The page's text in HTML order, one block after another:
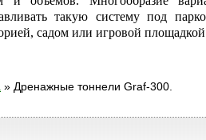
такую систему под
садом или игровой
» Дренажные тоннели Graf-300.